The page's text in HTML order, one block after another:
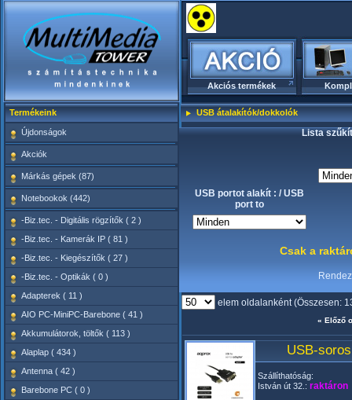
Akciós termékek
Termékeink
Újdonságok
Akciók
Márkás gépek (87)
Notebookok (442)
-Biz.tec. - Digitális rögzítők ( 2 )
-Biz.tec. - Kamerák IP ( 81 )
-Biz.tec. - Kiegészítők ( 27 )
-Biz.tec. - Optikák ( 0 )
Adapterek ( 11 )
AIO PC-MiniPC-Barebone ( 41 )
Akkumulátorok, töltők ( 113 )
Alaplap ( 434 )
Antenna ( 42 )
Barebone PC ( 0 )
USB átalakítók/dokkolók
Lista
USB portot alakít : / USB
port to
Csak a
elem oldalanként (Összesen:
« Előző
USB-
Szállíthatóság:
István út 32.: raktáron